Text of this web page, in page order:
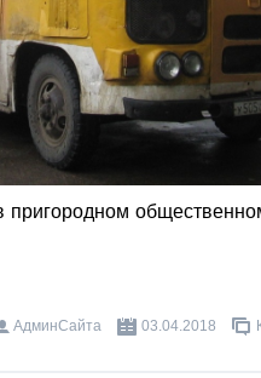
пригородном
АдминСайта 03.04.2018